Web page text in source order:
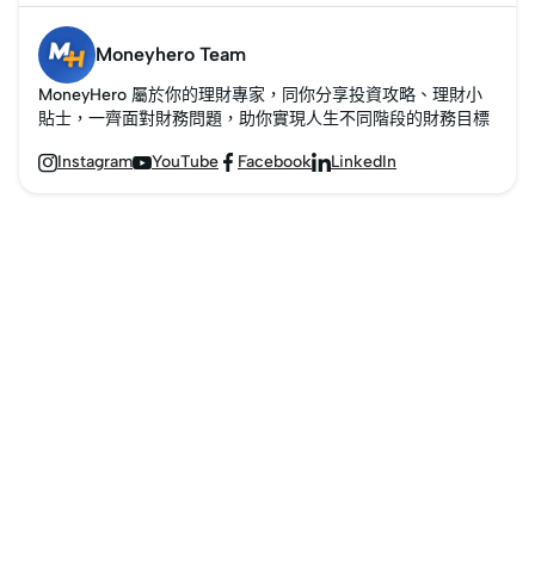
Moneyhero Team
MoneyHero 屬於你的理財專家，同你分享投資攻略、理財小
貼士，一齊面對財務問題，助你實現人生不同階段的財務目標
InstagramYouTube  FacebookLinkedIn